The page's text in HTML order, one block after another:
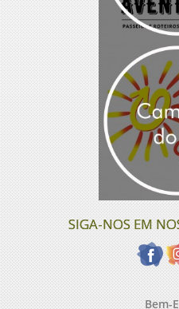
SIGA-NOS EM
Bem-